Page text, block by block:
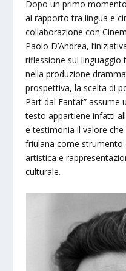
Dopo un primo
al rapporto tra lingua e
collaborazione con
Paolo D’Andrea,
riflessione sul linguaggio
nella produzione
prospettiva, la scelta di
Part dal Fantat” assume
testo appartiene infatti
e testimonia il valore che
friulana come strumento
artistica e
culturale.